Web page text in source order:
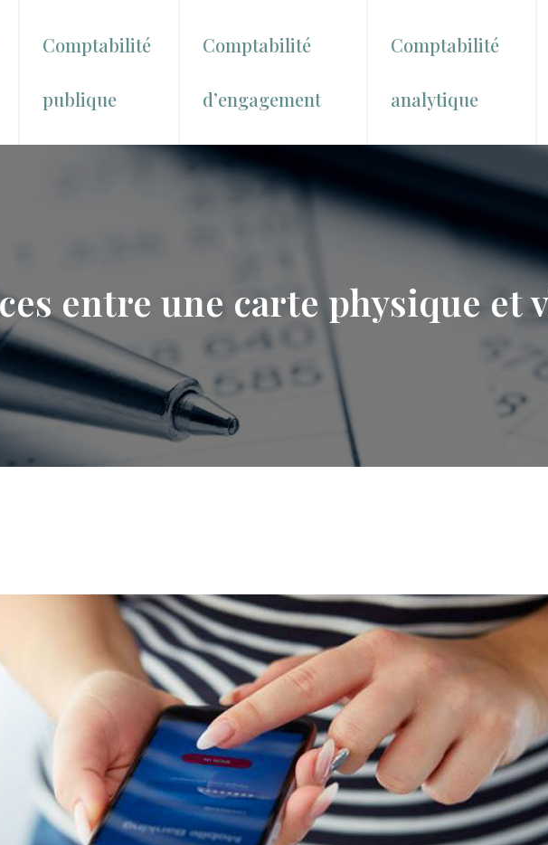
Comptabilité
publique
Comptabilité
d’engagement
Comptabilité
analytique
entre une carte physique et